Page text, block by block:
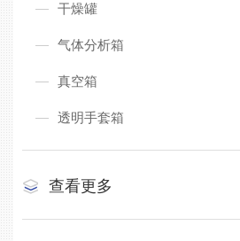
干燥罐
气体分析箱
真空箱
透明手套箱
查看更多